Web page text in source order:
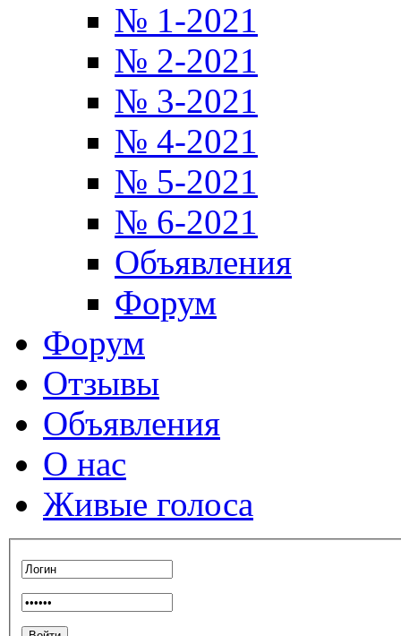
№ 1-2021
№ 2-2021
№ 3-2021
№ 4-2021
№ 5-2021
№ 6-2021
Объявления
Форум
Форум
Отзывы
Объявления
О нас
Живые голоса